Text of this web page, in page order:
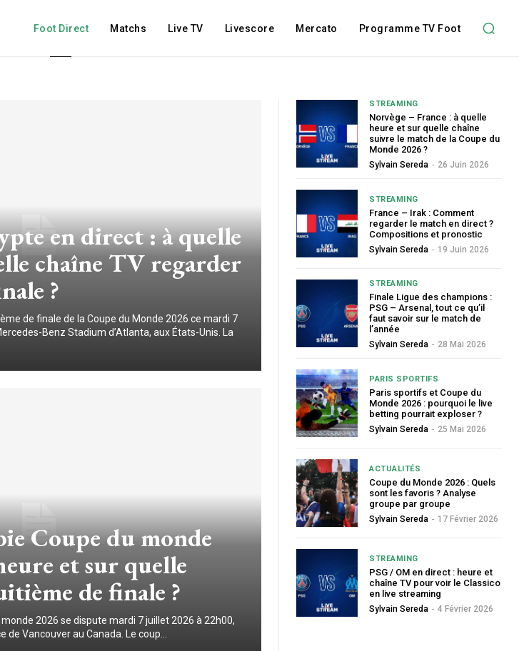
Foot Direct Matchs Live TV Livescore Mercato Programme TV Foot
en direct : à quelle
chaîne TV regarder
?
de finale de la Coupe du Monde 2026 ce mardi 7
Benz Stadium d’Atlanta, aux États-Unis. La
Coupe du monde
et sur quelle
de finale ?
2026 se dispute mardi 7 juillet 2026 à 22h00,
Vancouver au Canada. Le coup...
STREAMING
Norvège – France : à quelle
heure et sur quelle chaîne
suivre le match de la Coupe du
Monde 2026 ?
Sylvain Sereda - 26 Juin 2026
STREAMING
France – Irak : Comment
regarder le match en direct ?
Compositions et pronostic
Sylvain Sereda - 19 Juin 2026
STREAMING
Finale Ligue des champions :
PSG – Arsenal, tout ce qu’il
faut savoir sur le match de
l’année
Sylvain Sereda - 28 Mai 2026
PARIS SPORTIFS
Paris sportifs et Coupe du
Monde 2026 : pourquoi le live
betting pourrait exploser ?
Sylvain Sereda - 25 Mai 2026
ACTUALITÉS
Coupe du Monde 2026 : Quels
sont les favoris ? Analyse
groupe par groupe
Sylvain Sereda - 17 Février 2026
STREAMING
PSG / OM en direct : heure et
chaîne TV pour voir le Classico
en live streaming
Sylvain Sereda - 4 Février 2026